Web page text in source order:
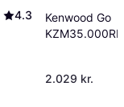
4.3
Kenwood Go
KZM35.000RD
2.029 kr.